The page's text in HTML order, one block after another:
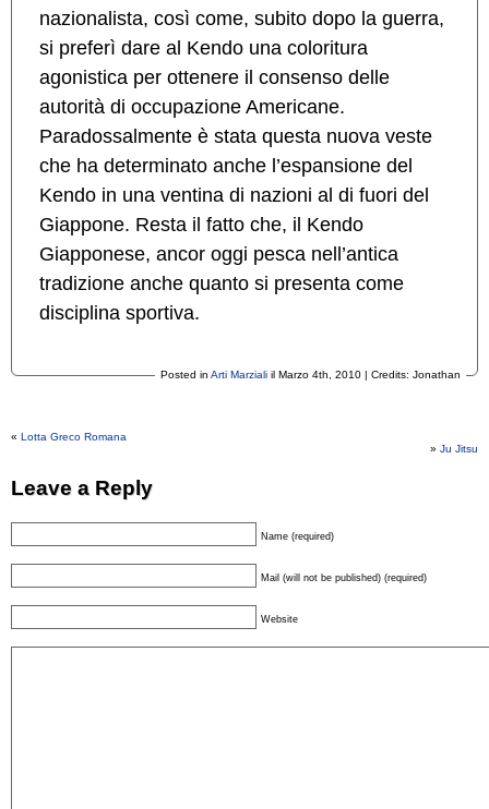
nazionalista, così come, subito dopo la guerra,
si preferì dare al Kendo una coloritura
agonistica per ottenere il consenso delle
autorità di occupazione Americane.
Paradossalmente è stata questa nuova veste
che ha determinato anche l’espansione del
Kendo in una ventina di nazioni al di fuori del
Giappone. Resta il fatto che, il Kendo
Giapponese, ancor oggi pesca nell’antica
tradizione anche quanto si presenta come
disciplina sportiva.
Posted in Arti Marziali il Marzo 4th, 2010 | Credits: Jonathan
« Lotta Greco Romana
» Ju Jitsu
Leave a Reply
Name (required)
Mail (will not be published) (required)
Website